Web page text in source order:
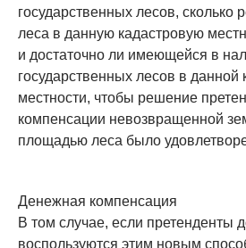
государственных лесов, сколько
леса в данную кадастровую
и достаточно ли имеющейся в
государственных лесов в данной
местности, чтобы решение
компенсации невозвращенной
площадью леса было
Денежная компенсация
В том случае, если претенденты
воспользуются этим новым